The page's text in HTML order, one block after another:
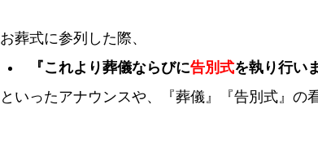
お葬式に参列した際、
『これより葬儀ならびに告別式を執り行い
といったアナウンスや、『葬儀』『告別式』の